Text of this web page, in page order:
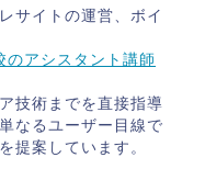
サイトの運営、ボイ
のアシスタント講師
技術までを直接指導
なるユーザー目線で
提案しています。